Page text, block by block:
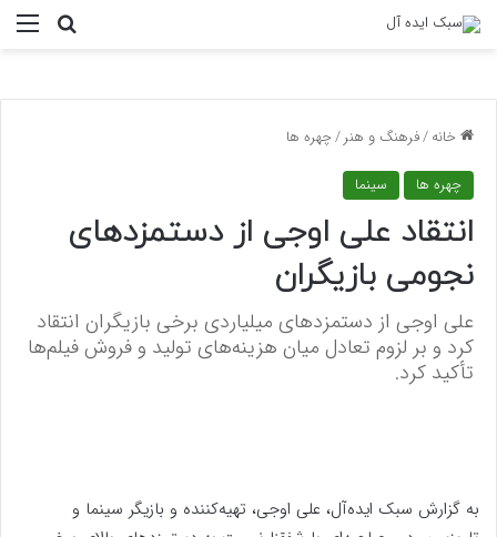
خانه/فرهنگ و هنر/چهره ها
چهره ها سینما
انتقاد علی اوجی از دستمزدهای
نجومی بازیگران
علی اوجی از دستمزدهای میلیاردی برخی بازیگران انتقاد
کرد و بر لزوم تعادل میان هزینه‌های تولید و فروش فیلم‌ها
تأکید کرد.
به گزارش سبک ایده‌آل، علی اوجی، تهیه‌کننده و بازیگر سینما و